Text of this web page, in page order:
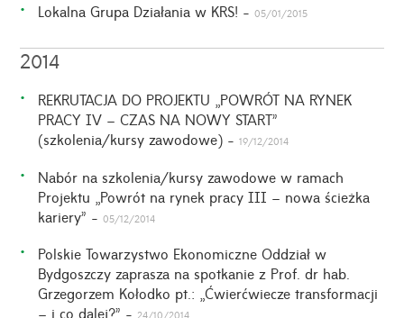
Lokalna Grupa Działania w KRS! -05/01/2015
2014
REKRUTACJA DO PROJEKTU „POWRÓT NA RYNEK
PRACY IV – CZAS NA NOWY START”
(szkolenia/kursy zawodowe) -19/12/2014
Nabór na szkolenia/kursy zawodowe w ramach
Projektu „Powrót na rynek pracy III – nowa ścieżka
kariery” -05/12/2014
Polskie Towarzystwo Ekonomiczne Oddział w
Bydgoszczy zaprasza na spotkanie z Prof. dr hab.
Grzegorzem Kołodko pt.: „Ćwierćwiecze transformacji
– i co dalej?” - 24/10/2014